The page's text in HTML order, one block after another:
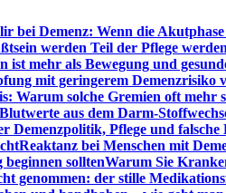
bei Demenz: Wenn die
werden Teil der Pflege werden
ist mehr als Bewegung und
mit geringerem Demenzrisiko
Warum solche Gremien oft mehr
aus dem Darm-
Demenzpolitik, Pflege und falsche
Reaktanz bei Menschen mit
solltenWarum Sie
genommen: der stille